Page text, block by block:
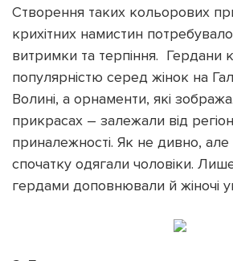
Створення таких кольорових
крихітних намистин
витримки та терпіння. Гердани
популярністю серед жінок на
Волині, а орнаменти, які
прикрасах – залежали від
приналежності. Як не дивно, але
спочатку одягали чоловіки.
гердами доповнювали й жіночі